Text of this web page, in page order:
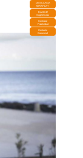
DESCARGA
MIRAPLAY
Buzón de
Sugerencias
Contratar
Publicidad
Contacto
Comercial